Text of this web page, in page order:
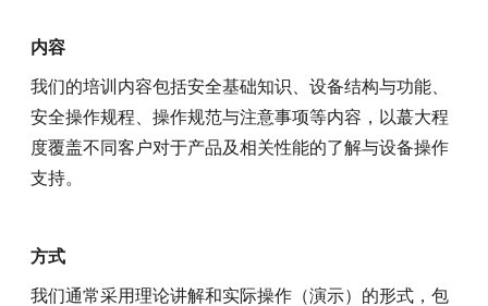
内容
我们的培训内容包括安全基础知识、设备结构与功能、
安全操作规程、操作规范与注意事项等内容，以蕞大程
度覆盖不同客户对于产品及相关性能的了解与设备操作
支持。
方式
我们通常采用理论讲解和实际操作（演示）的形式，包